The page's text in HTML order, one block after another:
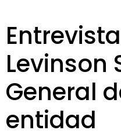
Levinson
General
entidad